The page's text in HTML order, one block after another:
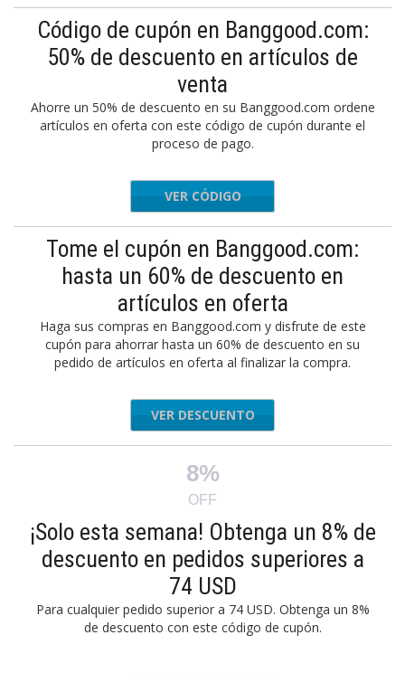
Código de cupón en Banggood.com:
50% de descuento en artículos de
venta
Ahorre un 50% de descuento en su Banggood.com ordene
artículos en oferta con este código de cupón durante el
proceso de pago.
G0FD785
VER CÓDIGO
Tome el cupón en Banggood.com:
hasta un 60% de descuento en
artículos en oferta
Haga sus compras en Banggood.com y disfrute de este
cupón para ahorrar hasta un 60% de descuento en su
pedido de artículos en oferta al finalizar la compra.
VER DESCUENTO
8%
OFF
¡Solo esta semana! Obtenga un 8% de
descuento en pedidos superiores a
74 USD
Para cualquier pedido superior a 74 USD. Obtenga un 8%
de descuento con este código de cupón.